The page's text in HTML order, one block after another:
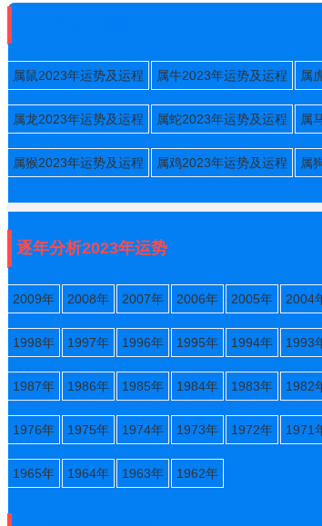
属鼠2023年运势及运程 属牛2023年运势及运程 属
属龙2023年运势及运程 属蛇2023年运势及运程 属
属猴2023年运势及运程 属鸡2023年运势及运程 属
逐年分析2023年运势
2009年 2008年 2007年 2006年 2005年 2004
1998年 1997年 1996年 1995年 1994年 1993
1987年 1986年 1985年 1984年 1983年 1982
1976年 1975年 1974年 1973年 1972年 1971
1965年 1964年 1963年 1962年